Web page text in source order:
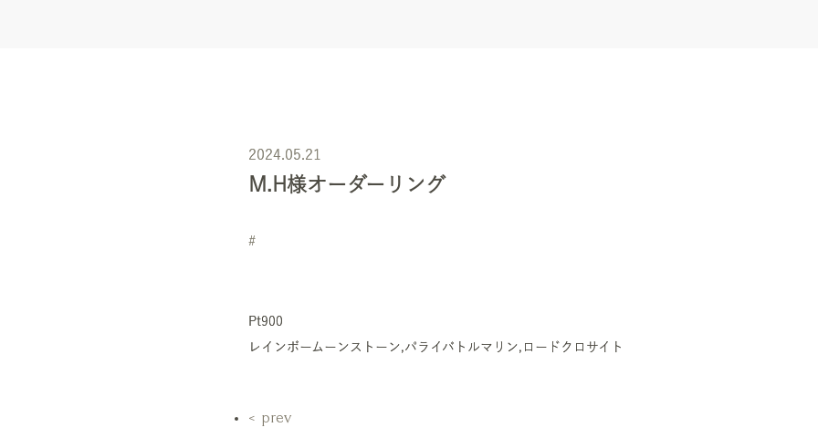
2024.05.21
M.H様オーダーリング
#
Pt900
レインボームーンストーン,パライバトルマリン,ロードクロサイト
prev